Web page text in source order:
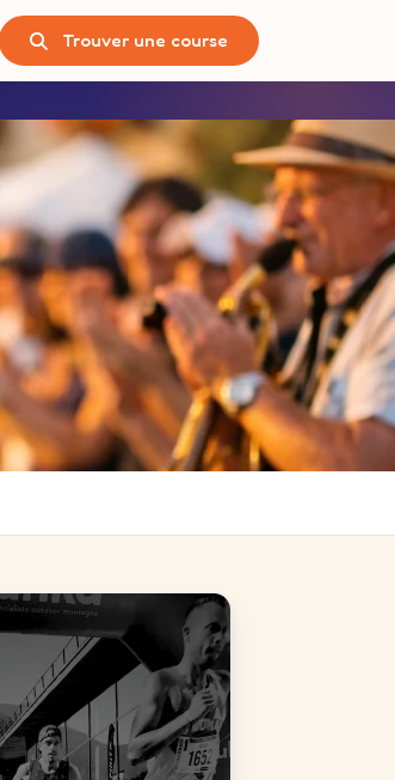
Trouver une course